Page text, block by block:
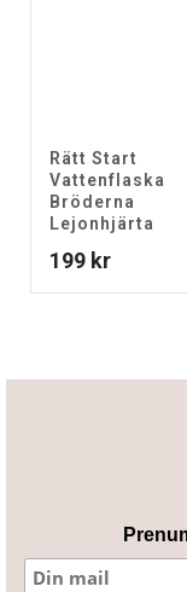
Rätt Start
Vattenflaska
Bröderna
Lejonhjärta
199 kr